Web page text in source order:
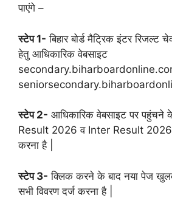
पाएंगे –
स्टेप 1- बिहार बोर्ड मैट्रिक इंटर
हेतु आधिकारिक वेबसाइट
स्टेप 2- आधिकारिक वेबसाइट पर पहुंचने
Result 2026 व Inter Result
करना है |
स्टेप 3- क्लिक करने के बाद नया पेज
सभी विवरण दर्ज करना है |